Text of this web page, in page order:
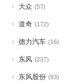
大众 (57)
道奇 (172)
德力汽车 (16)
东风 (237)
东风股份 (93)